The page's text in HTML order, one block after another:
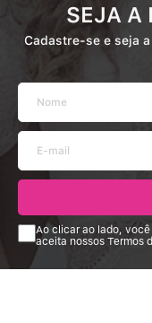
SEJA A
Cadastre-se e seja
Ao clicar ao lado,
aceita nossos Termos